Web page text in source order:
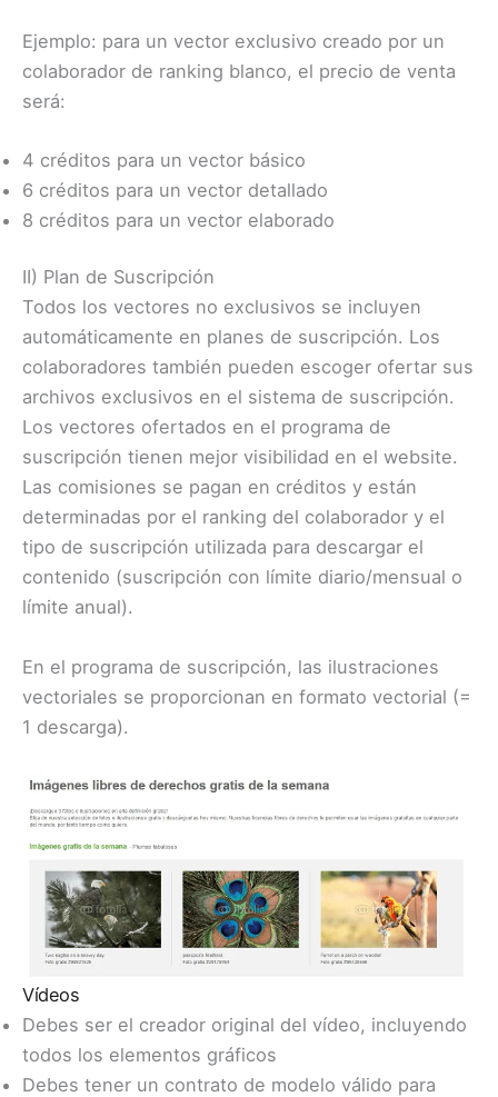
Ejemplo: para un vector exclusivo creado por un
colaborador de ranking blanco, el precio de venta
será:
4 créditos para un vector básico
6 créditos para un vector detallado
8 créditos para un vector elaborado
II) Plan de Suscripción
Todos los vectores no exclusivos se incluyen
automáticamente en planes de suscripción. Los
colaboradores también pueden escoger ofertar sus
archivos exclusivos en el sistema de suscripción.
Los vectores ofertados en el programa de
suscripción tienen mejor visibilidad en el website.
Las comisiones se pagan en créditos y están
determinadas por el ranking del colaborador y el
tipo de suscripción utilizada para descargar el
contenido (suscripción con límite diario/mensual o
límite anual).
En el programa de suscripción, las ilustraciones
vectoriales se proporcionan en formato vectorial (=
1 descarga).
Vídeos
Debes ser el creador original del vídeo, incluyendo
todos los elementos gráficos
Debes tener un contrato de modelo válido para